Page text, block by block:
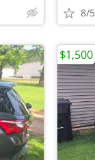
8/5
$1,500